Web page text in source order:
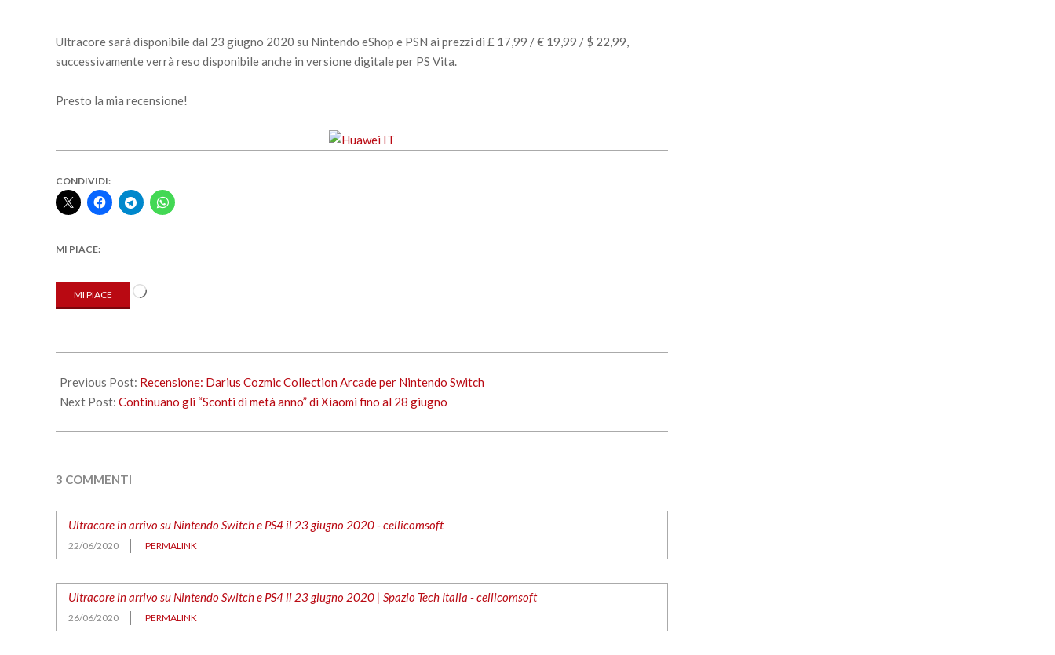
Ultracore sarà disponibile dal 23 giugno 2020 su Nintendo eShop e PSN ai prezzi di £ 17,99 / € 19,99 / $ 22,99,
successivamente verrà reso disponibile anche in versione digitale per PS Vita.
Presto la mia recensione!
CONDIVIDI:
MI PIACE:
MI PIACE
Caricamento
06-
22
Previous Post: Recensione: Darius Cozmic Collection Arcade per Nintendo Switch
Next Post: Continuano gli “Sconti di metà anno” di Xiaomi fino al 28 giugno
3 COMMENTI
Ultracore in arrivo su Nintendo Switch e PS4 il 23 giugno 2020 - cellicomsoft
22/06/2020 PERMALINK
Ultracore in arrivo su Nintendo Switch e PS4 il 23 giugno 2020 | Spazio Tech Italia - cellicomsoft
26/06/2020 PERMALINK